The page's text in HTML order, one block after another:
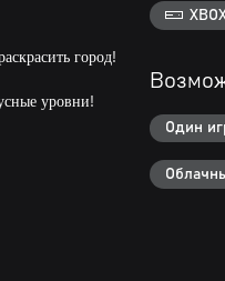
город!
уровни!
Один